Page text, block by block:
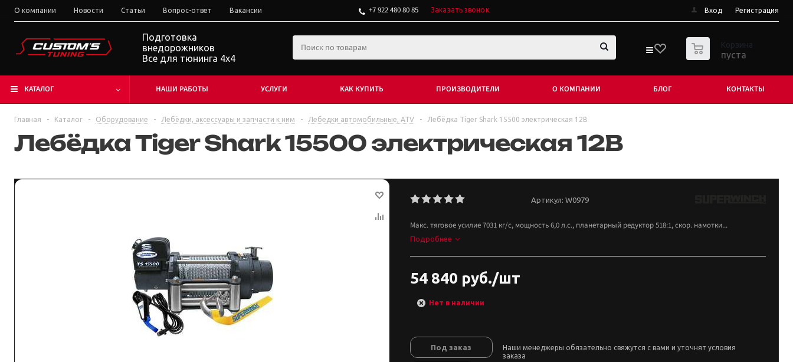
О компании Новости Статьи Вопрос-ответ Вакансии +7 922 480 80 85 Заказать звонок Вход Регистрация
Подготовка
внедорожников
Все для тюнинга 4x4
0 Корзина
пуста
КАТАЛОГ НАШИ РАБОТЫ УСЛУГИ КАК КУПИТЬ ПРОИЗВОДИТЕЛИ О КОМПАНИИ БЛОГ КОНТАКТЫ
Главная - Каталог - Оборудование - Лебёдки, аксессуары и запчасти к ним - Лебедки автомобильные, ATV - Лебёдка Tiger Shark 15500 электрическая 12В
Лебёдка Tiger Shark 15500 электрическая 12В
Артикул: W0979
Макс. тяговое усилие 7031 кг/с, мощность 6,0 л.с., планетарный редуктор 518:1, скор. намотки...
Подробнее
54 840 руб./шт
Нет в наличии
Под заказ
Наши менеджеры обязательно свяжутся с вами и уточнят условия
заказа